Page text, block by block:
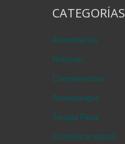
CATEGORÍAS
Alimentación
Nutricion
Complementos
Aromaterapia
Terapia Floral
Cosmética natural